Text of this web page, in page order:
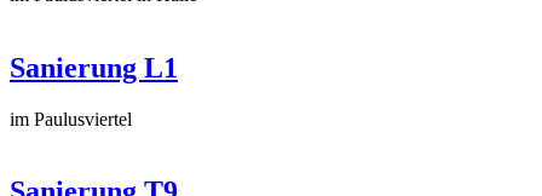
Sanierung L1
im Paulusviertel